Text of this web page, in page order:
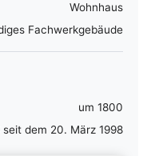
Wohnhaus
Fachwerkgebäude
um 1800
seit dem 20. März 1998